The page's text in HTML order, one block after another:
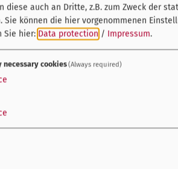
diese auch an Dritte, z.B. zum Zweck der
Sie können die hier vorgenommenen
Sie hier: Data protection / Impressum.
necessary cookies(Always required)